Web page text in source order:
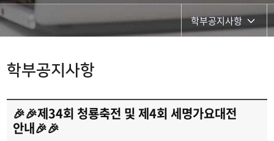
학부공지사항
학부공지사항
🎉🎉제34회 청룡축전 및 제4회 세명가요대전
안내🎉🎉